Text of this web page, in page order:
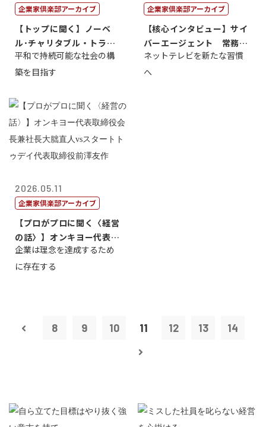
企業家倶楽部アーカイブ
【トップに聞く】ノーベ
ル･チャリタブル・トラス
ト財団会長 マ...
平和で持続可能な社会の構
築を目指す
企業家倶楽部アーカイブ
【核心インタビュー】サイ
バーエージェント 常務取
締役 小池政...
ネットテレビを新たな習慣
へ
2026.05.11
企業家倶楽部アーカイブ
【プロがプロに聞く〈経営
の話〉】オンキヨー代表取
締役会長兼社...
企業は理念を達成するため
に存在する
8 9 10 11 12 13 14